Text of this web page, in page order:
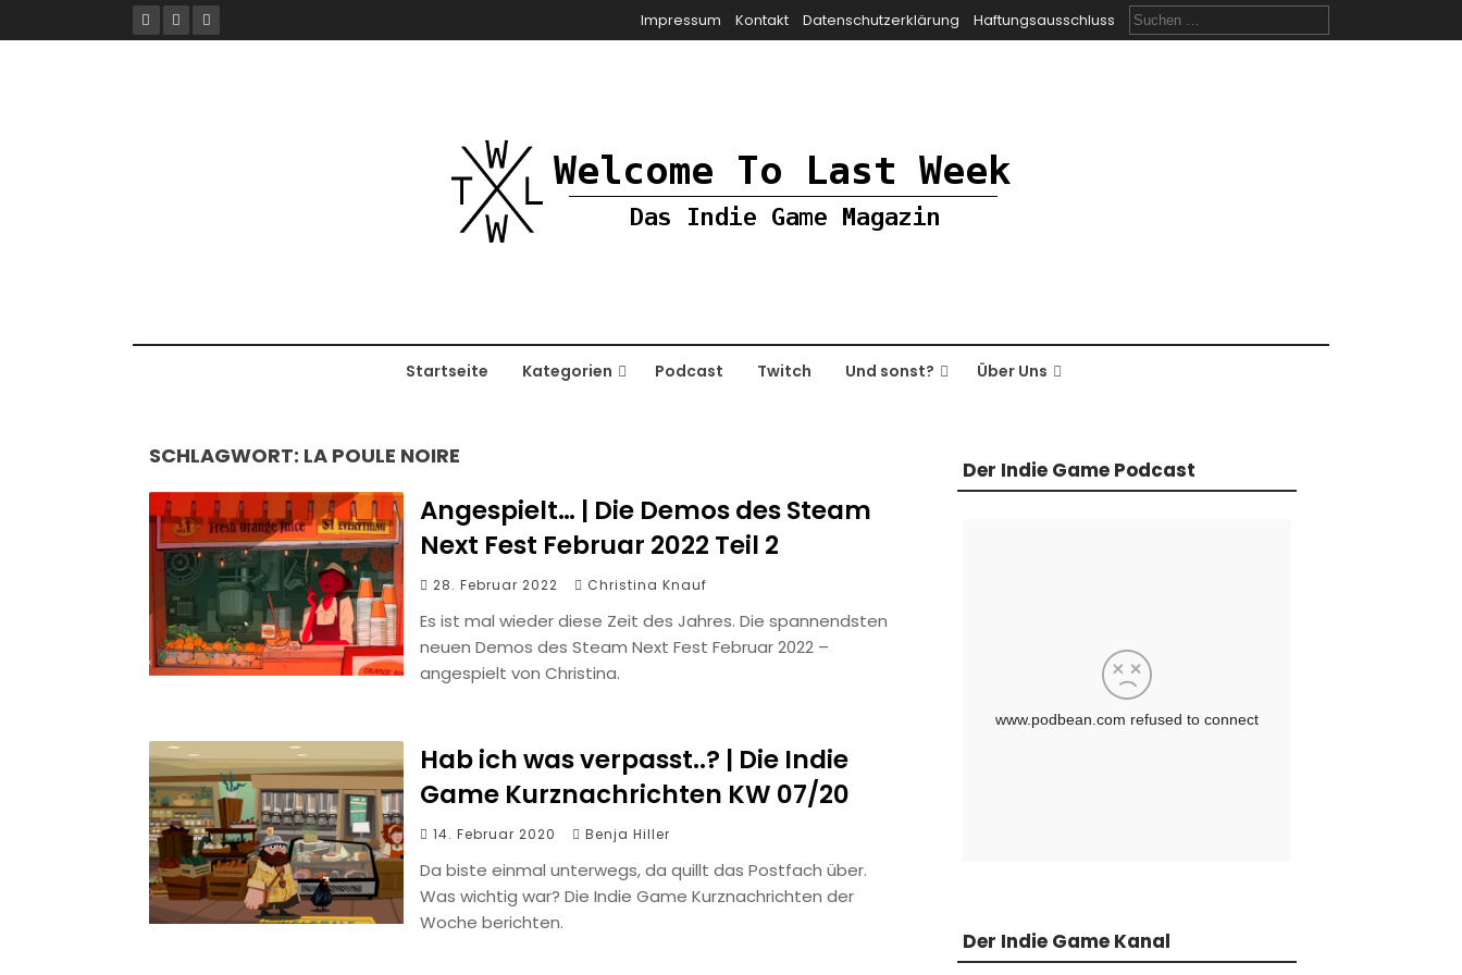
to
Impressum Kontakt Datenschutzerklärung Haftungsausschluss
Suchen
nach:
Startseite Kategorien Podcast Twitch Und sonst? Über Uns
SCHLAGWORT: LA POULE NOIRE
Angespielt… | Die Demos des Steam
Next Fest Februar 2022 Teil 2
28. Februar 2022 Christina Knauf
Es ist mal wieder diese Zeit des Jahres. Die spannendsten
neuen Demos des Steam Next Fest Februar 2022 –
angespielt von Christina.
Hab ich was verpasst..? | Die Indie
Game Kurznachrichten KW 07/20
14. Februar 2020 Benja Hiller
Da biste einmal unterwegs, da quillt das Postfach über.
Was wichtig war? Die Indie Game Kurznachrichten der
Woche berichten.
Der Indie Game Podcast
Der Indie Game Kanal